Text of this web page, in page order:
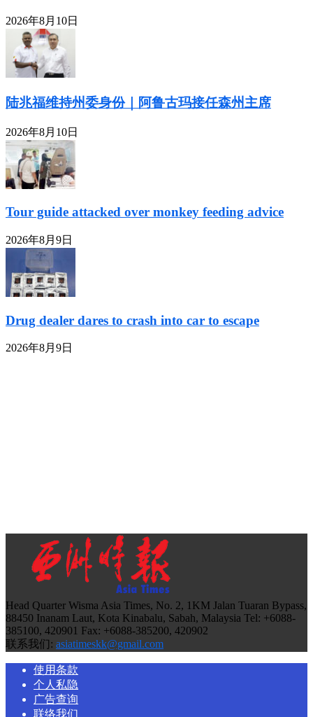
2026年8月10日
陆兆福维持州委身份｜阿鲁古玛接任森州主席
2026年8月10日
Tour guide attacked over monkey feeding advice
2026年8月9日
Drug dealer dares to crash into car to escape
2026年8月9日
Head Quarter Wisma Asia Times, No. 2, 1KM Jalan Tuaran Bypass,
88450 Inanam Laut, Kota Kinabalu, Sabah, Malaysia Tel: +6088-
385100, 420901 Fax: +6088-385200, 420902
联系我们: asiatimeskk@gmail.com
使用条款
个人私隐
广告查询
联络我们